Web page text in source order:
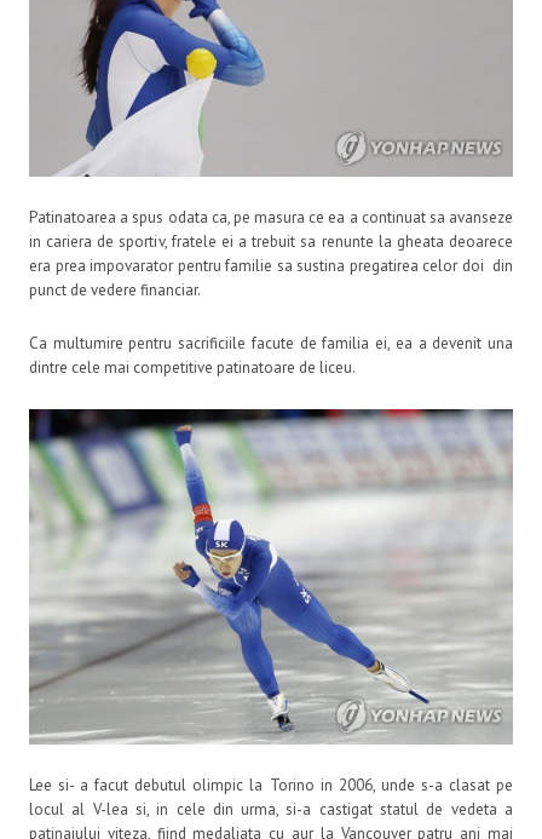
Patinatoarea a spus odata ca, pe masura ce ea a continuat sa avanseze
in cariera de sportiv, fratele ei a trebuit sa renunte la gheata deoarece
era prea impovarator pentru familie sa sustina pregatirea celor doi din
punct de vedere financiar.
Ca multumire pentru sacrificiile facute de familia ei, ea a devenit una
dintre cele mai competitive patinatoare de liceu.
Lee si- a facut debutul olimpic la Torino in 2006, unde s-a clasat pe
locul al V-lea si, in cele din urma, si-a castigat statul de vedeta a
patinajului viteza, fiind medaliata cu aur la Vancouver patru ani mai